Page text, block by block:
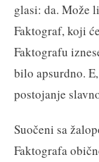
glasi: da. Može
Faktograf, koji
Faktografu
bilo apsurdno.
postojanje
Suočeni sa
Faktografa